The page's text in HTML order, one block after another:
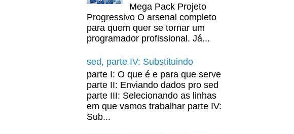
Mega Pack Projeto
Progressivo O arsenal completo
para quem quer se tornar um
programador profissional. Já...
sed, parte IV: Substituindo
parte I: O que é e para que serve
parte II: Enviando dados pro sed
parte III: Selecionando as linhas
em que vamos trabalhar parte IV:
Sub...